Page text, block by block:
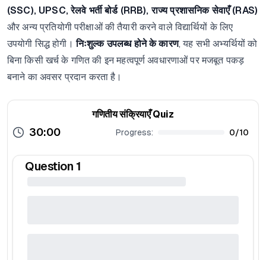
(SSC), UPSC, रेलवे भर्ती बोर्ड (RRB), राज्य प्रशासनिक सेवाएँ (RAS)
और अन्य प्रतियोगी परीक्षाओं की तैयारी करने वाले विद्यार्थियों के लिए
उपयोगी सिद्ध होगी।निःशुल्क उपलब्ध होने के कारण, यह सभी अभ्यर्थियों को
बिना किसी खर्च के गणित की इन महत्वपूर्ण अवधारणाओं पर मजबूत पकड़
बनाने का अवसर प्रदान करता है।
गणितीय संक्रियाएँ Quiz
30:00 Progress: 0/10
Question 1